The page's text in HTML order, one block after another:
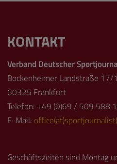
KONTAKT
Verband Deutscher
Bockenheimer Landstraße 17/
60325 Frankfurt
Telefon: +49 (0)69 / 509 588
E-Mail:
Geschäftszeiten sind Montag